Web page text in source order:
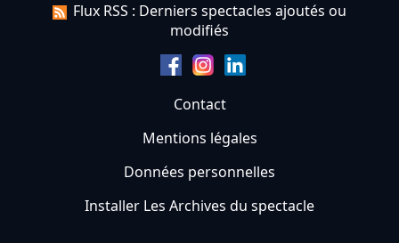
Flux RSS : Derniers spectacles ajoutés ou
modifiés
Contact
Mentions légales
Données personnelles
Installer Les Archives du spectacle